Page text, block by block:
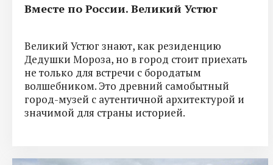
Вместе по России. Великий Устюг
Великий Устюг знают, как резиденцию
Дедушки Мороза, но в город стоит приехать
не только для встречи с бородатым
волшебником. Это древний самобытный
город-музей с аутентичной архитектурой и
значимой для страны историей.